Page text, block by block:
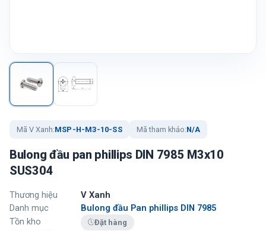
Mã V Xanh:MSP-H-M3-10-SS Mã tham khảo:N/A
Bulong đầu pan phillips DIN 7985 M3x10
SUS304
Thương hiệu
V Xanh
Danh mục
Bulong đầu Pan phillips DIN 7985
Tồn kho
Đặt hàng